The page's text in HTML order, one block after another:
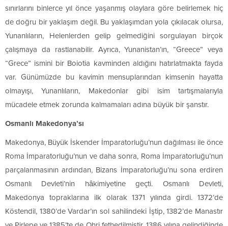
sınırlarını binlerce yıl önce yaşanmış olaylara göre belirlemek hiç
de doğru bir yaklaşım değil. Bu yaklaşımdan yola çıkılacak olursa,
Yunanlıların, Helenlerden gelip gelmediğini sorgulayan birçok
çalışmaya da rastlanabilir. Ayrıca, Yunanistan’ın, “Greece” veya
“Grece” ismini bir Boiotia kavminden aldığını hatırlatmakta fayda
var. Günümüzde bu kavimin mensuplarından kimsenin hayatta
olmayışı, Yunanlıların, Makedonlar gibi isim tartışmalarıyla
mücadele etmek zorunda kalmamaları adına büyük bir şanstır.
Osmanlı Makedonya’sı
Makedonya, Büyük İskender İmparatorluğu’nun dağılması ile önce
Roma İmparatorluğu’nun ve daha sonra, Roma İmparatorluğu’nun
parçalanmasının ardından, Bizans İmparatorluğu’nu sona erdiren
Osmanlı Devleti’nin hâkimiyetine geçti. Osmanlı Devleti,
Makedonya topraklarına ilk olarak 1371 yılında girdi. 1372’de
Köstendil, 1380’de Vardar’ın sol sahilindeki İştip, 1382’de Manastır